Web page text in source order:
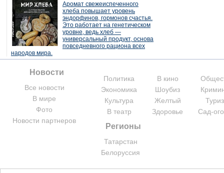
Аромат свежеиспеченного
хлеба повышает уровень
эндорфинов, гормонов счастья.
Это работает на генетическом
уровне, ведь хлеб —
универсальный продукт, основа
повседневного рациона всех
народов мира.
Новости
Все новости
В мире
Фото
Новости партнеров
Политика
Экономика
Культура
В театр
В кино
Шоубиз
Желтый
Здоровье
Сад-
Регионы
Татарстан
Белоруссия